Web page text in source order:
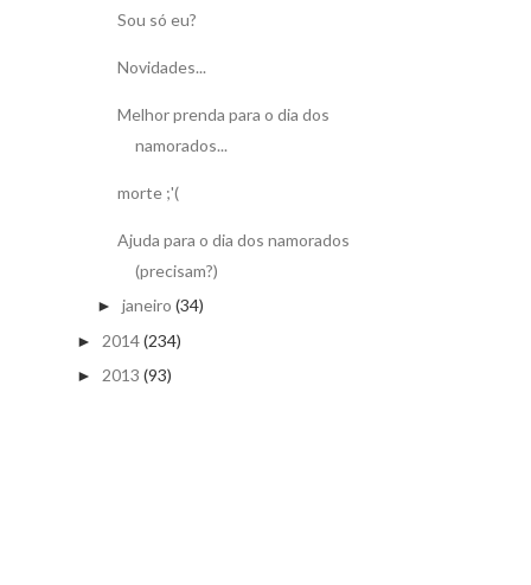
Sou só eu?
Novidades...
Melhor prenda para o dia dos
namorados...
morte ;'(
Ajuda para o dia dos namorados
(precisam?)
► janeiro (34)
► 2014(234)
► 2013 (93)